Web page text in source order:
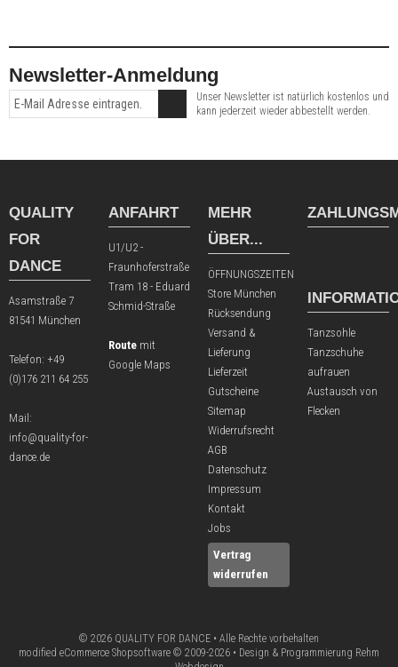
Newsletter-Anmeldung
Unser Newsletter ist natürlich kostenlos und
kann jederzeit wieder abbestellt werden.
QUALITY
FOR
DANCE
Asamstraße 7
81541 München
Telefon: +49
(0)176 211 64 255
Mail:
info@quality-for-
dance.de
ANFAHRT
U1/U2 -
Fraunhoferstraße
Tram 18 - Eduard
Schmid-Straße
Route mit
Google Maps
MEHR
ÜBER...
ÖFFNUNGSZEITEN
Store München
Rücksendung
Versand &
Lieferung
Lieferzeit
Gutscheine
Sitemap
Widerrufsrecht
AGB
Datenschutz
Impressum
Kontakt
Jobs
Vertrag
widerrufen
Tanzsohle
Tanzschuhe
aufrauen
Austausch von
Flecken
© 2026 QUALITY FOR DANCE • Alle Rechte vorbehalten
modified eCommerce Shopsoftware © 2009-2026 • Design & Programmierung Rehm